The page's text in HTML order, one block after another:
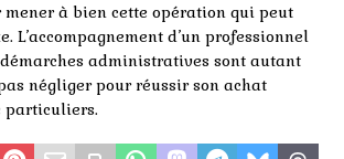
mener à bien cette opération qui peut
L’accompagnement d’un professionnel
administratives sont autant
négliger pour réussir son achat